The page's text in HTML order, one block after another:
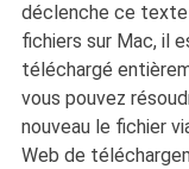
déclenche ce texte
fichiers sur Mac, il
téléchargé
vous pouvez
nouveau le fichier
Web de